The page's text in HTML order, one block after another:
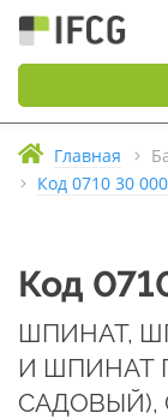
Главная
Код 0710 30
Код
ШПИНАТ,
И ШПИНАТ
САДОВЫЙ),